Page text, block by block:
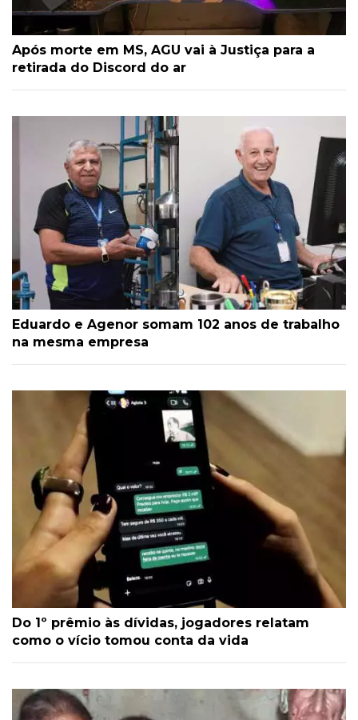
Após morte em MS, AGU vai à Justiça para a
retirada do Discord do ar
Eduardo e Agenor somam 102 anos de trabalho
na mesma empresa
Do 1º prêmio às dívidas, jogadores relatam
como o vício tomou conta da vida